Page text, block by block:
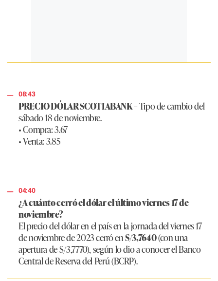
08:43
PRECIO DÓLAR SCOTIABANK– Tipo de cambio del
sábado 18 de noviembre.
• Compra: 3.67
• Venta: 3.85
04:40
¿A cuánto cerró el dólar el último viernes 17 de
noviembre?
El precio del dólar en el país en la jornada del viernes 17
de noviembre de 2023 cerró enS/3,7640(con una
apertura de S/3,7770), según lo dio a conocer el Banco
Central de Reserva del Perú (BCRP).